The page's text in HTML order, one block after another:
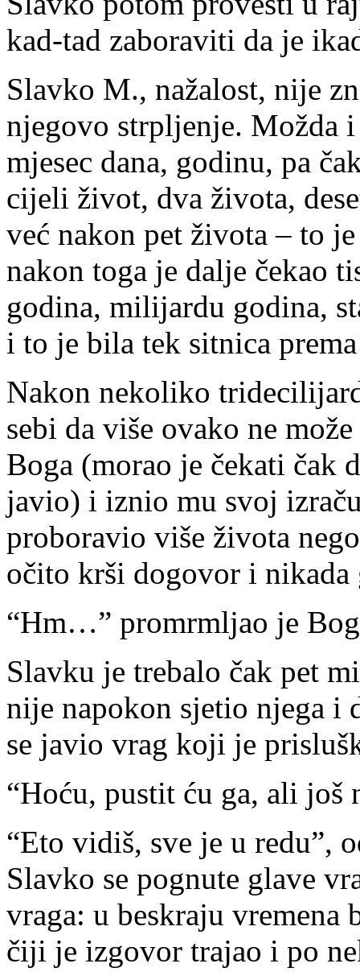
kad-tad zaboraviti da je
Slavko M., nažalost, nije
njegovo strpljenje. Možda
mjesec dana, godinu, pa
cijeli život, dva života,
već nakon pet života – to
nakon toga je dalje čekao
godina, milijardu godina,
i to je bila tek sitnica
Nakon nekoliko
sebi da više ovako ne
Boga (morao je čekati čak
javio) i iznio mu svoj
proboravio više života
očito krši dogovor i
“Hm…” promrmljao je
Slavku je trebalo čak pet
nije napokon sjetio njega i
se javio vrag koji je
“Hoću, pustit ću ga, ali još
“Eto vidiš, sve je u redu”,
Slavko se pognute glave
vraga: u beskraju vremena
čiji je izgovor trajao i po